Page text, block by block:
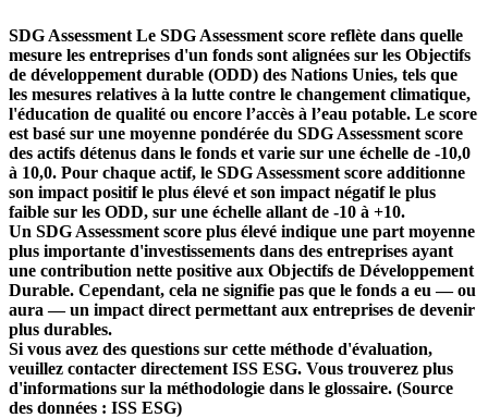
SDG Assessment Le SDG Assessment score reflète dans quelle
mesure les entreprises d'un fonds sont alignées sur les Objectifs
de développement durable (ODD) des Nations Unies, tels que
les mesures relatives à la lutte contre le changement climatique,
l'éducation de qualité ou encore l’accès à l’eau potable. Le score
est basé sur une moyenne pondérée du SDG Assessment score
des actifs détenus dans le fonds et varie sur une échelle de -10,0
à 10,0. Pour chaque actif, le SDG Assessment score additionne
son impact positif le plus élevé et son impact négatif le plus
faible sur les ODD, sur une échelle allant de -10 à +10.
Un SDG Assessment score plus élevé indique une part moyenne
plus importante d'investissements dans des entreprises ayant
une contribution nette positive aux Objectifs de Développement
Durable. Cependant, cela ne signifie pas que le fonds a eu — ou
aura — un impact direct permettant aux entreprises de devenir
plus durables.
Si vous avez des questions sur cette méthode d'évaluation,
veuillez contacter directement ISS ESG. Vous trouverez plus
d'informations sur la méthodologie dans le glossaire. (Source
des données : ISS ESG)